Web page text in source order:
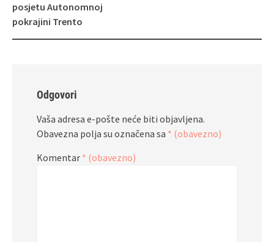
posjetu Autonomnoj
pokrajini Trento
Odgovori
Vaša adresa e-pošte neće biti objavljena.
Obavezna polja su označena sa * (obavezno)
Komentar * (obavezno)